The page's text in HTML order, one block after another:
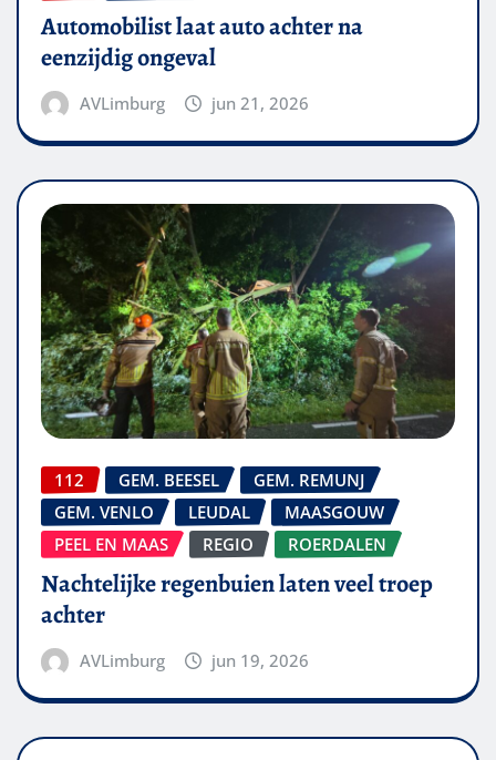
Automobilist laat auto achter na
eenzijdig ongeval
AVLimburg jun 21, 2026
112 GEM. BEESEL
GEM. REMUNJ
GEM. VENLO
LEUDAL
MAASGOUW
PEEL EN MAAS
REGIO ROERDALEN
Nachtelijke regenbuien laten veel troep
achter
AVLimburg jun 19, 2026